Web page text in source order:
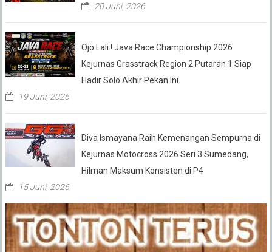
20 Juni, 2026
Ojo Lali.! Java Race Championship 2026
Kejurnas Grasstrack Region 2 Putaran 1 Siap
Hadir Solo Akhir Pekan Ini.
19 Juni, 2026
Diva Ismayana Raih Kemenangan Sempurna di
Kejurnas Motocross 2026 Seri 3 Sumedang,
Hilman Maksum Konsisten di P4
15 Juni, 2026